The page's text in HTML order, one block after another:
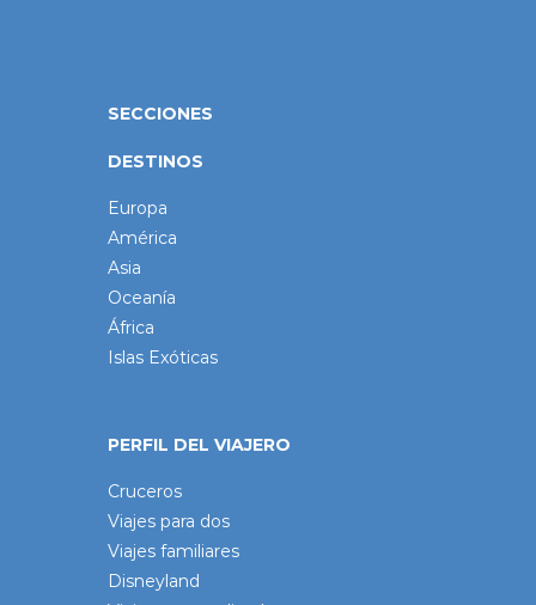
SECCIONES
DESTINOS
Europa
América
Asia
Oceanía
África
Islas Exóticas
PERFIL DEL VIAJERO
Cruceros
Viajes para dos
Viajes familiares
Disneyland